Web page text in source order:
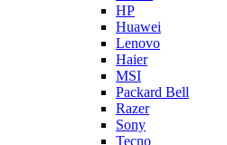
HP
Huawei
Lenovo
Haier
MSI
Packard Bell
Razer
Sony
Tecno